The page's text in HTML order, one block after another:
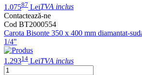
1.07587 LeiTVA inclus
Contactează-ne
Cod BT2000554
Carota Bisonte 350 x 400 mm diamantat-
1/4"
1.29314 LeiTVA inclus